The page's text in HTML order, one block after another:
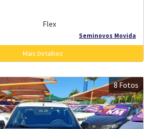
Flex
Seminovos Movida
Mais Detalhes
8 Fotos